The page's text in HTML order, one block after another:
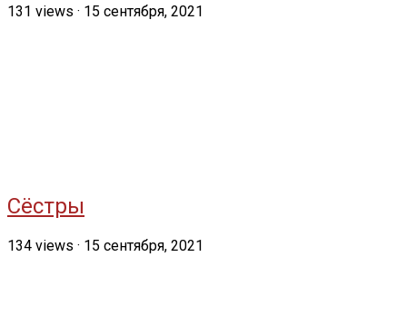
131 views · 15 сентября, 2021
Сёстры
134 views · 15 сентября, 2021